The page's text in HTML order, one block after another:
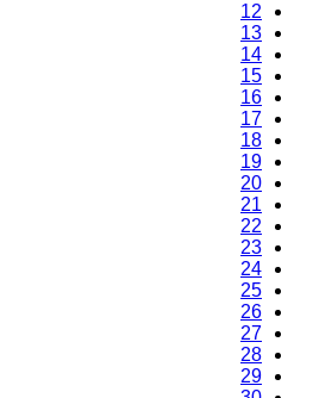
12
13
14
15
16
17
18
19
20
21
22
23
24
25
26
27
28
29